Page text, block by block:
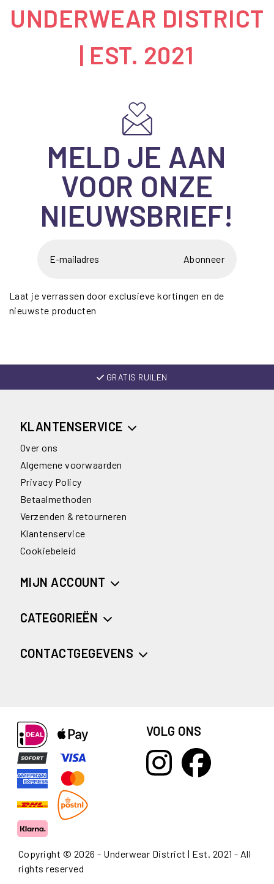
UNDERWEAR DISTRICT
| EST. 2021
MELD JE AAN
VOOR ONZE
NIEUWSBRIEF!
Abonneer
Laat je verrassen door exclusieve kortingen en de
nieuwste producten
GRATIS RUILEN
KLANTENSERVICE
Over ons
Algemene voorwaarden
Privacy Policy
Betaalmethoden
Verzenden & retourneren
Klantenservice
Cookiebeleid
MIJN ACCOUNT
CATEGORIEËN
CONTACTGEGEVENS
VOLG ONS
Copyright © 2026 - Underwear District | Est. 2021 - All
rights reserved